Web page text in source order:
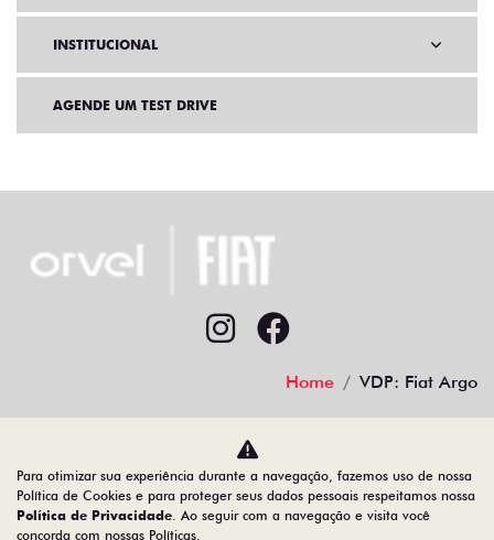
PÓS VENDAS
INSTITUCIONAL
Desacelere. Seu bem maior é a vida.
Para otimizar sua experiência durante a navegação, fazemos uso de nossa
Política de Cookies e para proteger seus dados pessoais respeitamos nossa
Política de Privacidade. Ao seguir com a navegação e visita você
concorda com nossas Políticas.